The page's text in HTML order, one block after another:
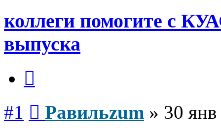
коллеги помогите с
выпуска
#1 Равильzum » 30